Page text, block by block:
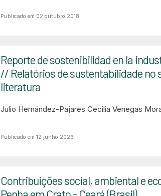
Publicado em 02 outubro 2018
Reporte de sostenibilidad en la
// Relatórios de sustentabilidade
literatura
Julio Hernández-Pajares Cecilia Venegas
Publicado em 12 junho 2026
Contribuições social, ambiental e